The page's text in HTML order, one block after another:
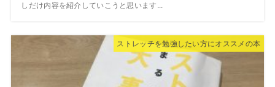
しだけ内容を紹介していこうと思います...
ストレッチを勉強したい方にオススメの本